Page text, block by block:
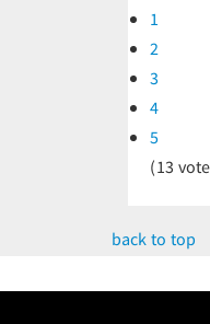
1
2
3
4
5
(13
back to top